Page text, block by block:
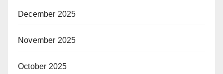
December 2025
November 2025
October 2025